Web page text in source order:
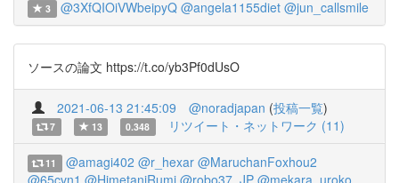
3 @3XfQIOiVWbeipyQ @angela1155diet @jun_callsmile
ソースの論文 https://t.co/yb3Pf0dUsO
2021-06-13 21:45:09 @noradjapan (投稿一覧)
7 13 0.348 リツイート・ネットワーク (11)
11 @amagi402 @r_hexar @MaruchanFoxhou2
@65cvn1 @HimetaniRumi @robo37_JP @mekara_uroko